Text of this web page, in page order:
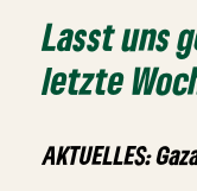
Lasst uns
letzte
AKTUELLES: